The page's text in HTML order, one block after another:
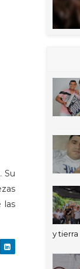
Su
las
y tierra